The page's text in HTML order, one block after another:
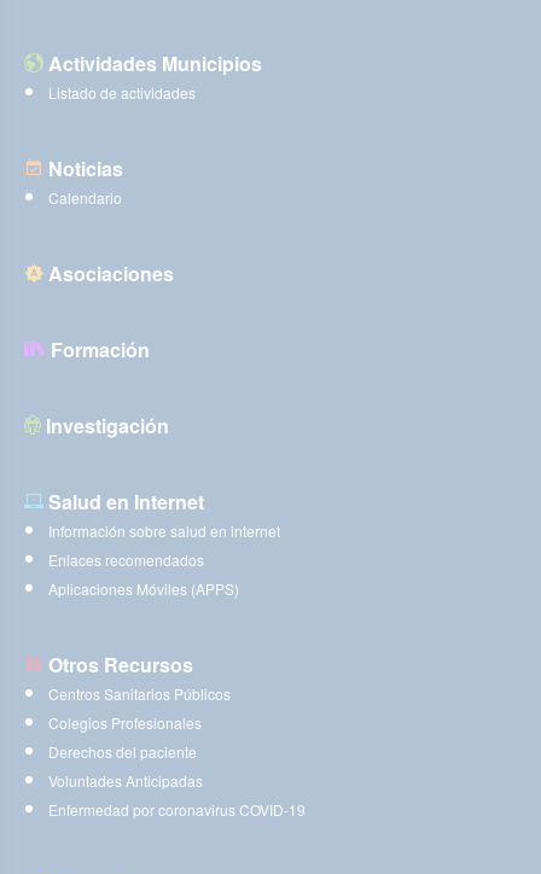
Actividades Municipios
Listado de actividades
Noticias
Calendario
Asociaciones
Formación
Investigación
Salud en Internet
Información sobre salud en internet
Enlaces recomendados
Aplicaciones Móviles (APPS)
Otros Recursos
Centros Sanitarios Públicos
Colegios Profesionales
Derechos del paciente
Voluntades Anticipadas
Enfermedad por coronavirus COVID-19